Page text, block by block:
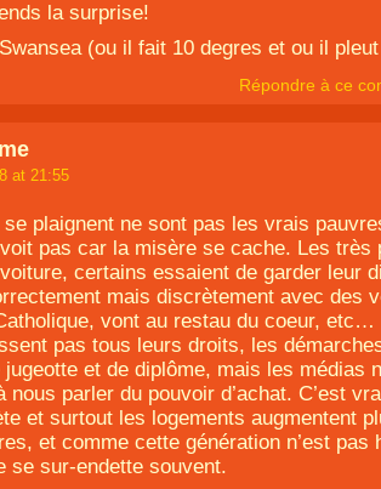
la surprise!
(ou il fait 10 degres et ou il
Répondre à ce
at 21:55
se plaignent ne sont pas les vrais
pas car la misère se cache. Les très
voiture, certains essaient de garder leur
mais discrètement avec des
vont au restau du coeur, etc…
pas tous leurs droits, les
jugeotte et de diplôme, mais les médias
nous parler du pouvoir d’achat. C’est
et surtout les logements augmentent
et comme cette génération n’est pas
se sur-endette souvent.